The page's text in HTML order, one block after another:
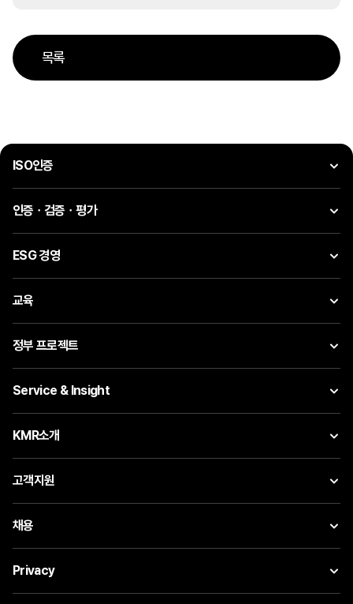
목록
ISO인증
인증ㆍ검증ㆍ평가
ESG 경영
교육
정부 프로젝트
Service & Insight
KMR소개
고객지원
채용
Privacy